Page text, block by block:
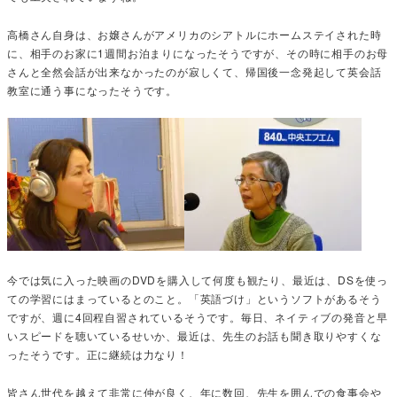
高橋さん自身は、お嬢さんがアメリカのシアトルにホームステイされた時
に、相手のお家に1週間お泊まりになったそうですが、その時に相手のお母
さんと全然会話が出来なかったのが寂しくて、帰国後一念発起して英会話
教室に通う事になったそうです。
今では気に入った映画のDVDを購入して何度も観たり、最近は、DSを使っ
ての学習にはまっているとのこと。「英語づけ」というソフトがあるそう
ですが、週に4回程自習されているそうです。毎日、ネイティブの発音と早
いスピードを聴いているせいか、最近は、先生のお話も聞き取りやすくな
ったそうです。正に継続は力なり！
皆さん世代を越えて非常に仲が良く、年に数回、先生を囲んでの食事会や